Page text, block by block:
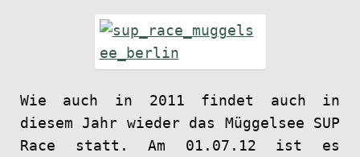
Wie auch in 2011 findet auch in
diesem Jahr wieder das Müggelsee SUP
Race statt. Am 01.07.12 ist es